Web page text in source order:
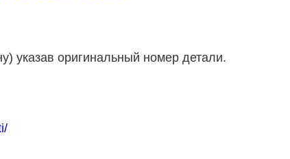
указав оригинальный номер детали.